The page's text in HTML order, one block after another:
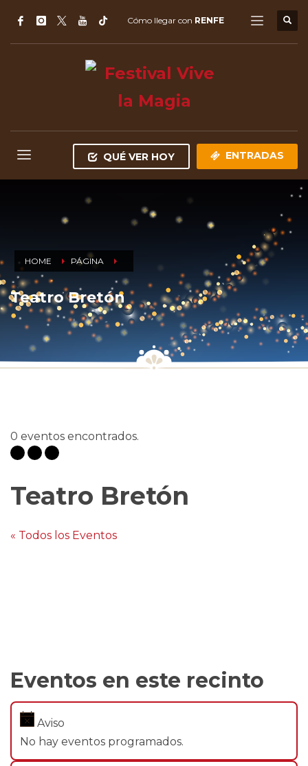
Cómo llegar con RENFE
QUÉ VER HOY ENTRADAS
HOME PÁGINA
Teatro Bretón
0 eventos encontrados.
Teatro Bretón
« Todos los Eventos
Eventos en este recinto
Aviso
No hay eventos programados.